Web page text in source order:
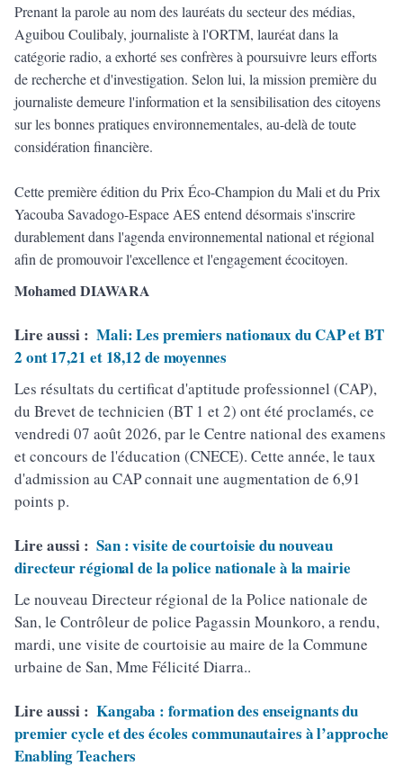
Prenant la parole au nom des lauréats du secteur des médias,
Aguibou Coulibaly, journaliste à l'ORTM, lauréat dans la
catégorie radio, a exhorté ses confrères à poursuivre leurs efforts
de recherche et d'investigation. Selon lui, la mission première du
journaliste demeure l'information et la sensibilisation des citoyens
sur les bonnes pratiques environnementales, au-delà de toute
considération financière.
Cette première édition du Prix Éco-Champion du Mali et du Prix
Yacouba Savadogo-Espace AES entend désormais s'inscrire
durablement dans l'agenda environnemental national et régional
afin de promouvoir l'excellence et l'engagement écocitoyen.
Mohamed DIAWARA
Lire aussi : Mali: Les premiers nationaux du CAP et BT
2 ont 17,21 et 18,12 de moyennes
Les résultats du certificat d'aptitude professionnel (CAP),
du Brevet de technicien (BT 1 et 2) ont été proclamés, ce
vendredi 07 août 2026, par le Centre national des examens
et concours de l'éducation (CNECE). Cette année, le taux
d'admission au CAP connait une augmentation de 6,91
points p.
Lire aussi : San : visite de courtoisie du nouveau
directeur régional de la police nationale à la mairie
Le nouveau Directeur régional de la Police nationale de
San, le Contrôleur de police Pagassin Mounkoro, a rendu,
mardi, une visite de courtoisie au maire de la Commune
urbaine de San, Mme Félicité Diarra..
Lire aussi : Kangaba : formation des enseignants du
premier cycle et des écoles communautaires à l’approche
Enabling Teachers